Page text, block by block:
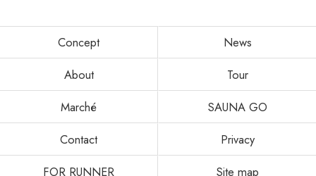
Concept
News
About
Tour
Marché
SAUNA GO
Contact
Privacy
FOR RUNNER
Site map